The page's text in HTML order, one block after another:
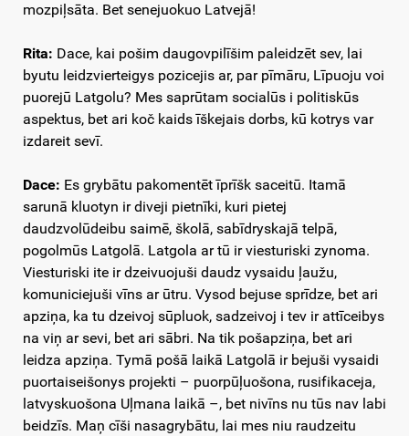
mozpiļsāta. Bet senejuokuo Latvejā!
Rita: Dace, kai pošim daugovpilīšim paleidzēt sev, lai
byutu leidzvierteigys pozicejis ar, par pīmāru, Līpuoju voi
puorejū Latgolu? Mes saprūtam socialūs i politiskūs
aspektus, bet ari koč kaids īškejais dorbs, kū kotrys var
izdareit sevī.
Dace: Es grybātu pakomentēt īprīšk saceitū. Itamā
sarunā kluotyn ir diveji pietnīki, kuri pietej
daudzvolūdeibu saimē, školā, sabīdryskajā telpā,
pogolmūs Latgolā. Latgola ar tū ir viesturiski zynoma.
Viesturiski ite ir dzeivuojuši daudz vysaidu ļaužu,
komuniciejuši vīns ar ūtru. Vysod bejuse sprīdze, bet ari
apziņa, ka tu dzeivoj sūpluok, sadzeivoj i tev ir attīceibys
na viņ ar sevi, bet ari sābri. Na tik pošapziņa, bet ari
leidza apziņa. Tymā pošā laikā Latgolā ir bejuši vysaidi
puortaiseišonys projekti – puorpūļuošona, rusifikaceja,
latvyskuošona Uļmana laikā –, bet nivīns nu tūs nav labi
beidzīs. Maņ cīši nasagrybātu, lai mes niu raudzeitu